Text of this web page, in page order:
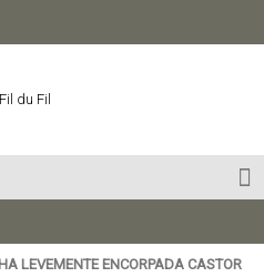
LEVEMENTE ENCORPADA CASTOR